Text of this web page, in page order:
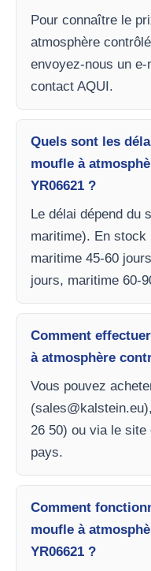
Pour connaître le
atmosphère
envoyez-nous un
contact AQUI.
Quels sont les
moufle à
YR06621 ?
Le délai dépend du
maritime). En stock
maritime 45-60
jours, maritime 60-
Comment
à atmosphère
Vous pouvez
(sales@kalstein.eu
26 50) ou via le
pays.
Comment
moufle à
YR06621 ?